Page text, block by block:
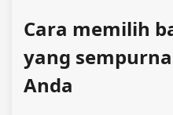
Cara memilih
yang
Anda